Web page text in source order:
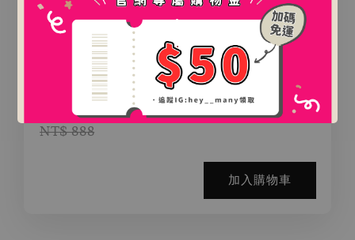
.
.
氛圍感百搭鯊魚夾（2款）
NT$ 0
NT$ 888
- +
加入購物車